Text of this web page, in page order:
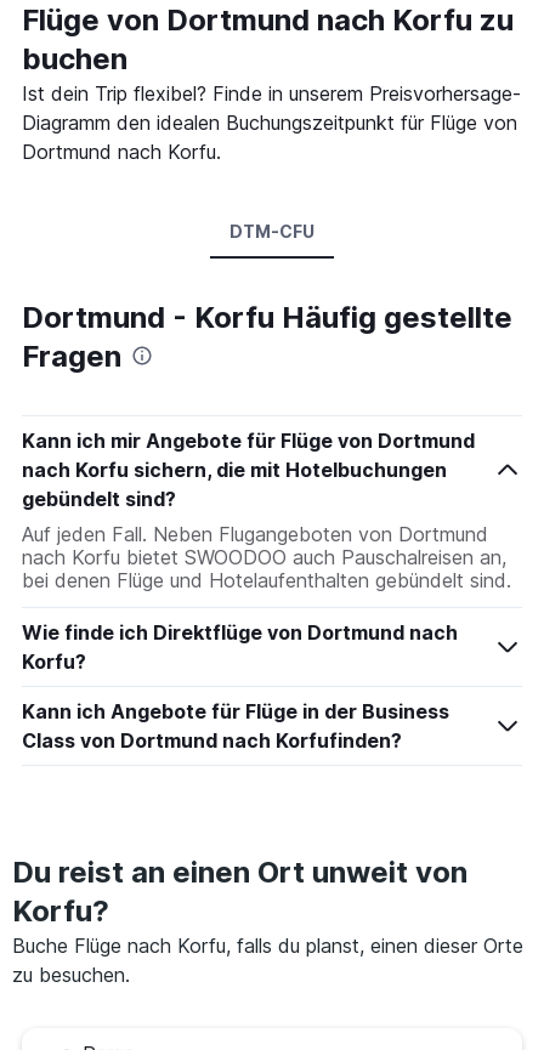
Flüge von Dortmund nach Korfu zu
buchen
Ist dein Trip flexibel? Finde in unserem Preisvorhersage-
Diagramm den idealen Buchungszeitpunkt für Flüge von
Dortmund nach Korfu.
DTM-CFU
Dortmund - Korfu Häufig gestellte
Fragen
Kann ich mir Angebote für Flüge von Dortmund
nach Korfu sichern, die mit Hotelbuchungen
gebündelt sind?
Auf jeden Fall. Neben Flugangeboten von Dortmund
nach Korfu bietet SWOODOO auch Pauschalreisen an,
bei denen Flüge und Hotelaufenthalten gebündelt sind.
Wie finde ich Direktflüge von Dortmund nach
Korfu?
Kann ich Angebote für Flüge in der Business
Class von Dortmund nach Korfufinden?
Du reist an einen Ort unweit von
Korfu?
Buche Flüge nach Korfu, falls du planst, einen dieser Orte
zu besuchen.